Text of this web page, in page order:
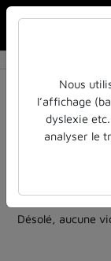
Résultats
Filtres actifs
education
inspe
12 vidéos trouvées
Désolé, aucune
Nous
l’affichage
dyslexie
analyser le